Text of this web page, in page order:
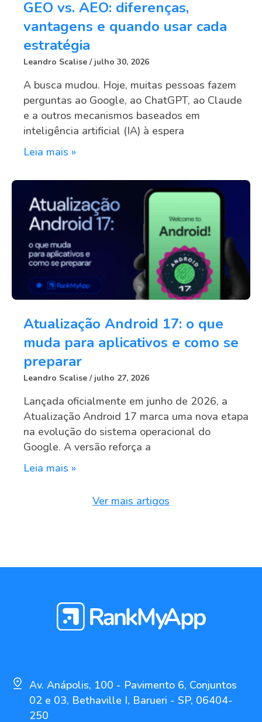
GEO vs. AEO: diferenças,
vantagens e quando usar cada
estratégia
Leandro Scalise julho 30, 2026
A busca mudou. Hoje, muitas pessoas fazem
perguntas ao Google, ao ChatGPT, ao Claude
e a outros mecanismos baseados em
inteligência artificial (IA) à espera
Leia mais »
Atualização Android 17: o que
muda para aplicativos e como se
preparar
Leandro Scalise julho 27, 2026
Lançada oficialmente em junho de 2026, a
Atualização Android 17 marca uma nova etapa
na evolução do sistema operacional do
Google. A versão reforça a
Leia mais »
Ver mais artigos
Av. Anápolis, 100 - Pavimento 6, Conjuntos
02 e 03, Bethaville I, Barueri - SP, 06404-
250